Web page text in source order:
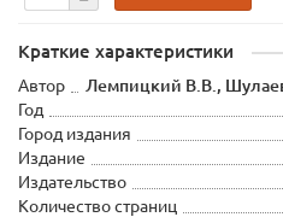
Краткие характеристики
Автор
Лемпицкий В.В.,
Год
Город издания
Издание
Издательство
Количество страниц